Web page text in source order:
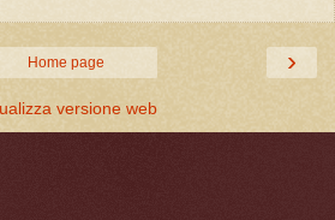
›
Home page
versione web